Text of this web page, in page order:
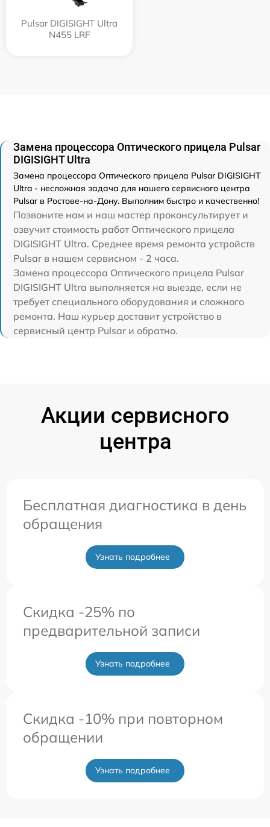
Pulsar DIGISIGHT Ultra
N455 LRF
Замена процессора Оптического прицела Pulsar
DIGISIGHT Ultra
Замена процессора Оптического прицела Pulsar DIGISIGHT
Ultra - несложная задача для нашего сервисного центра
Pulsar в Ростове-на-Дону. Выполним быстро и качественно!
Позвоните нам и наш мастер проконсультирует и
озвучит стоимость работ Оптического прицела
DIGISIGHT Ultra. Среднее время ремонта устройств
Pulsar в нашем сервисном - 2 часа.
Замена процессора Оптического прицела Pulsar
DIGISIGHT Ultra выполняется на выезде, если не
требует специального оборудования и сложного
ремонта. Наш курьер доставит устройство в
сервисный центр Pulsar и обратно.
Акции сервисного
центра
Бесплатная диагностика в день
обращения
Узнать подробнее
Скидка -25% по
предварительной записи
Узнать подробнее
Скидка -10% при повторном
обращении
Узнать подробнее